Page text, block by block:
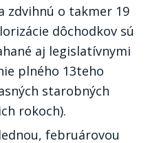
zdvihnú o takmer 19
dôchodkov sú
aj legislatívnymi
plného 13teho
starobných
rokoch).
februárovou